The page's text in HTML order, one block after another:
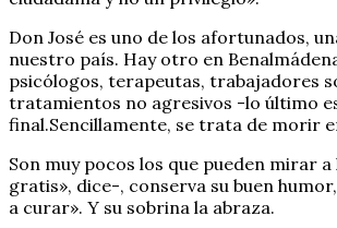
Don José es uno de los afortunados,
nuestro país. Hay otro en
psicólogos, terapeutas, trabajadores
tratamientos no agresivos -lo último
final.Sencillamente, se trata de morir
Son muy pocos los que pueden mirar
gratis», dice-, conserva su buen
a curar». Y su sobrina la abraza.